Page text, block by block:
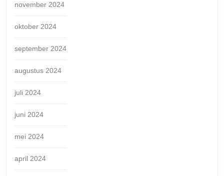
november 2024
oktober 2024
september 2024
augustus 2024
juli 2024
juni 2024
mei 2024
april 2024